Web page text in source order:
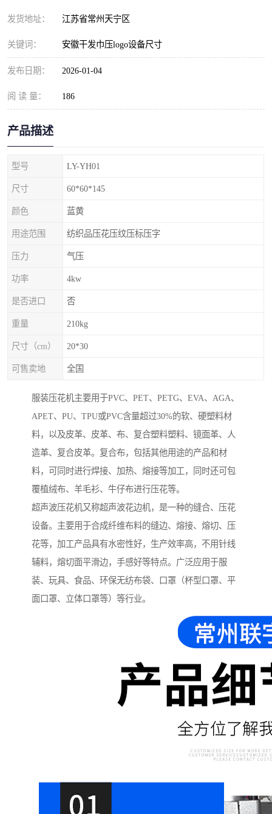
发货地址： 江苏省常州天宁区
关键词： 安徽干发巾压logo设备尺寸
发布日期： 2026-01-04
阅 读 量： 186
产品描述
型号 LY-YH01
尺寸 60*60*145
颜色 蓝黄
用途范围 纺织品压花压纹压标压字
压力 气压
功率 4kw
是否进口 否
重量 210kg
尺寸（cm） 20*30
可售卖地 全国
服装压花机主要用于PVC、PET、PETG、EVA、AGA、
APET、PU、TPU或PVC含量超过30%的软、硬塑料材
料，以及皮革、皮革、布、复合塑料塑料、镜面革、人
造革、复合皮革。复合布，包括其他用途的产品和材
料，可同时进行焊接、加热、熔接等加工，同时还可包
覆植绒布、羊毛衫、牛仔布进行压花等。
超声波压花机又称超声波花边机，是一种的缝合、压花
设备。主要用于合成纤维布料的缝边、熔接、熔切、压
花等，加工产品具有水密性好，生产效率高，不用针线
辅料，熔切面平滑边，手感好等特点。广泛应用于服
装、玩具、食品、环保无纺布袋、口罩（杯型口罩、平
面口罩、立体口罩等）等行业。